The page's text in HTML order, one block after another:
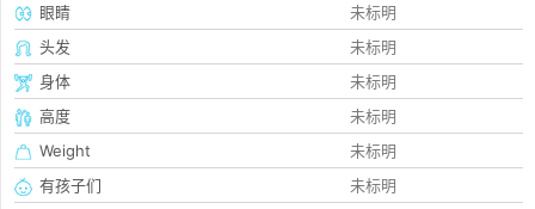
眼睛
未标明
头发
未标明
身体
未标明
高度
未标明
Weight
未标明
有孩子们
未标明